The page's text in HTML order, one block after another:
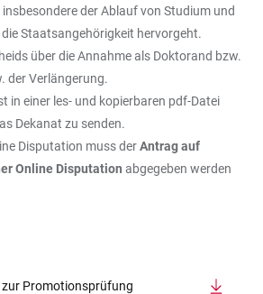
der Ablauf von Studium und
Staatsangehörigkeit hervorgeht.
über die Annahme als Doktorand bzw.
der Verlängerung.
in einer les- und kopierbaren pdf-Datei
Dekanat zu senden.
Disputation muss derAntrag auf
Online Disputation abgegeben werden
Promotionsprüfung